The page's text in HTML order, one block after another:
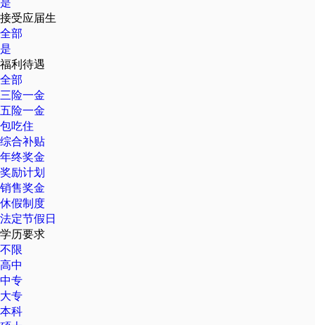
接受应届生
全部
是
福利待遇
全部
三险一金
五险一金
包吃住
综合补贴
年终奖金
奖励计划
销售奖金
休假制度
法定节假日
学历要求
不限
高中
中专
大专
本科